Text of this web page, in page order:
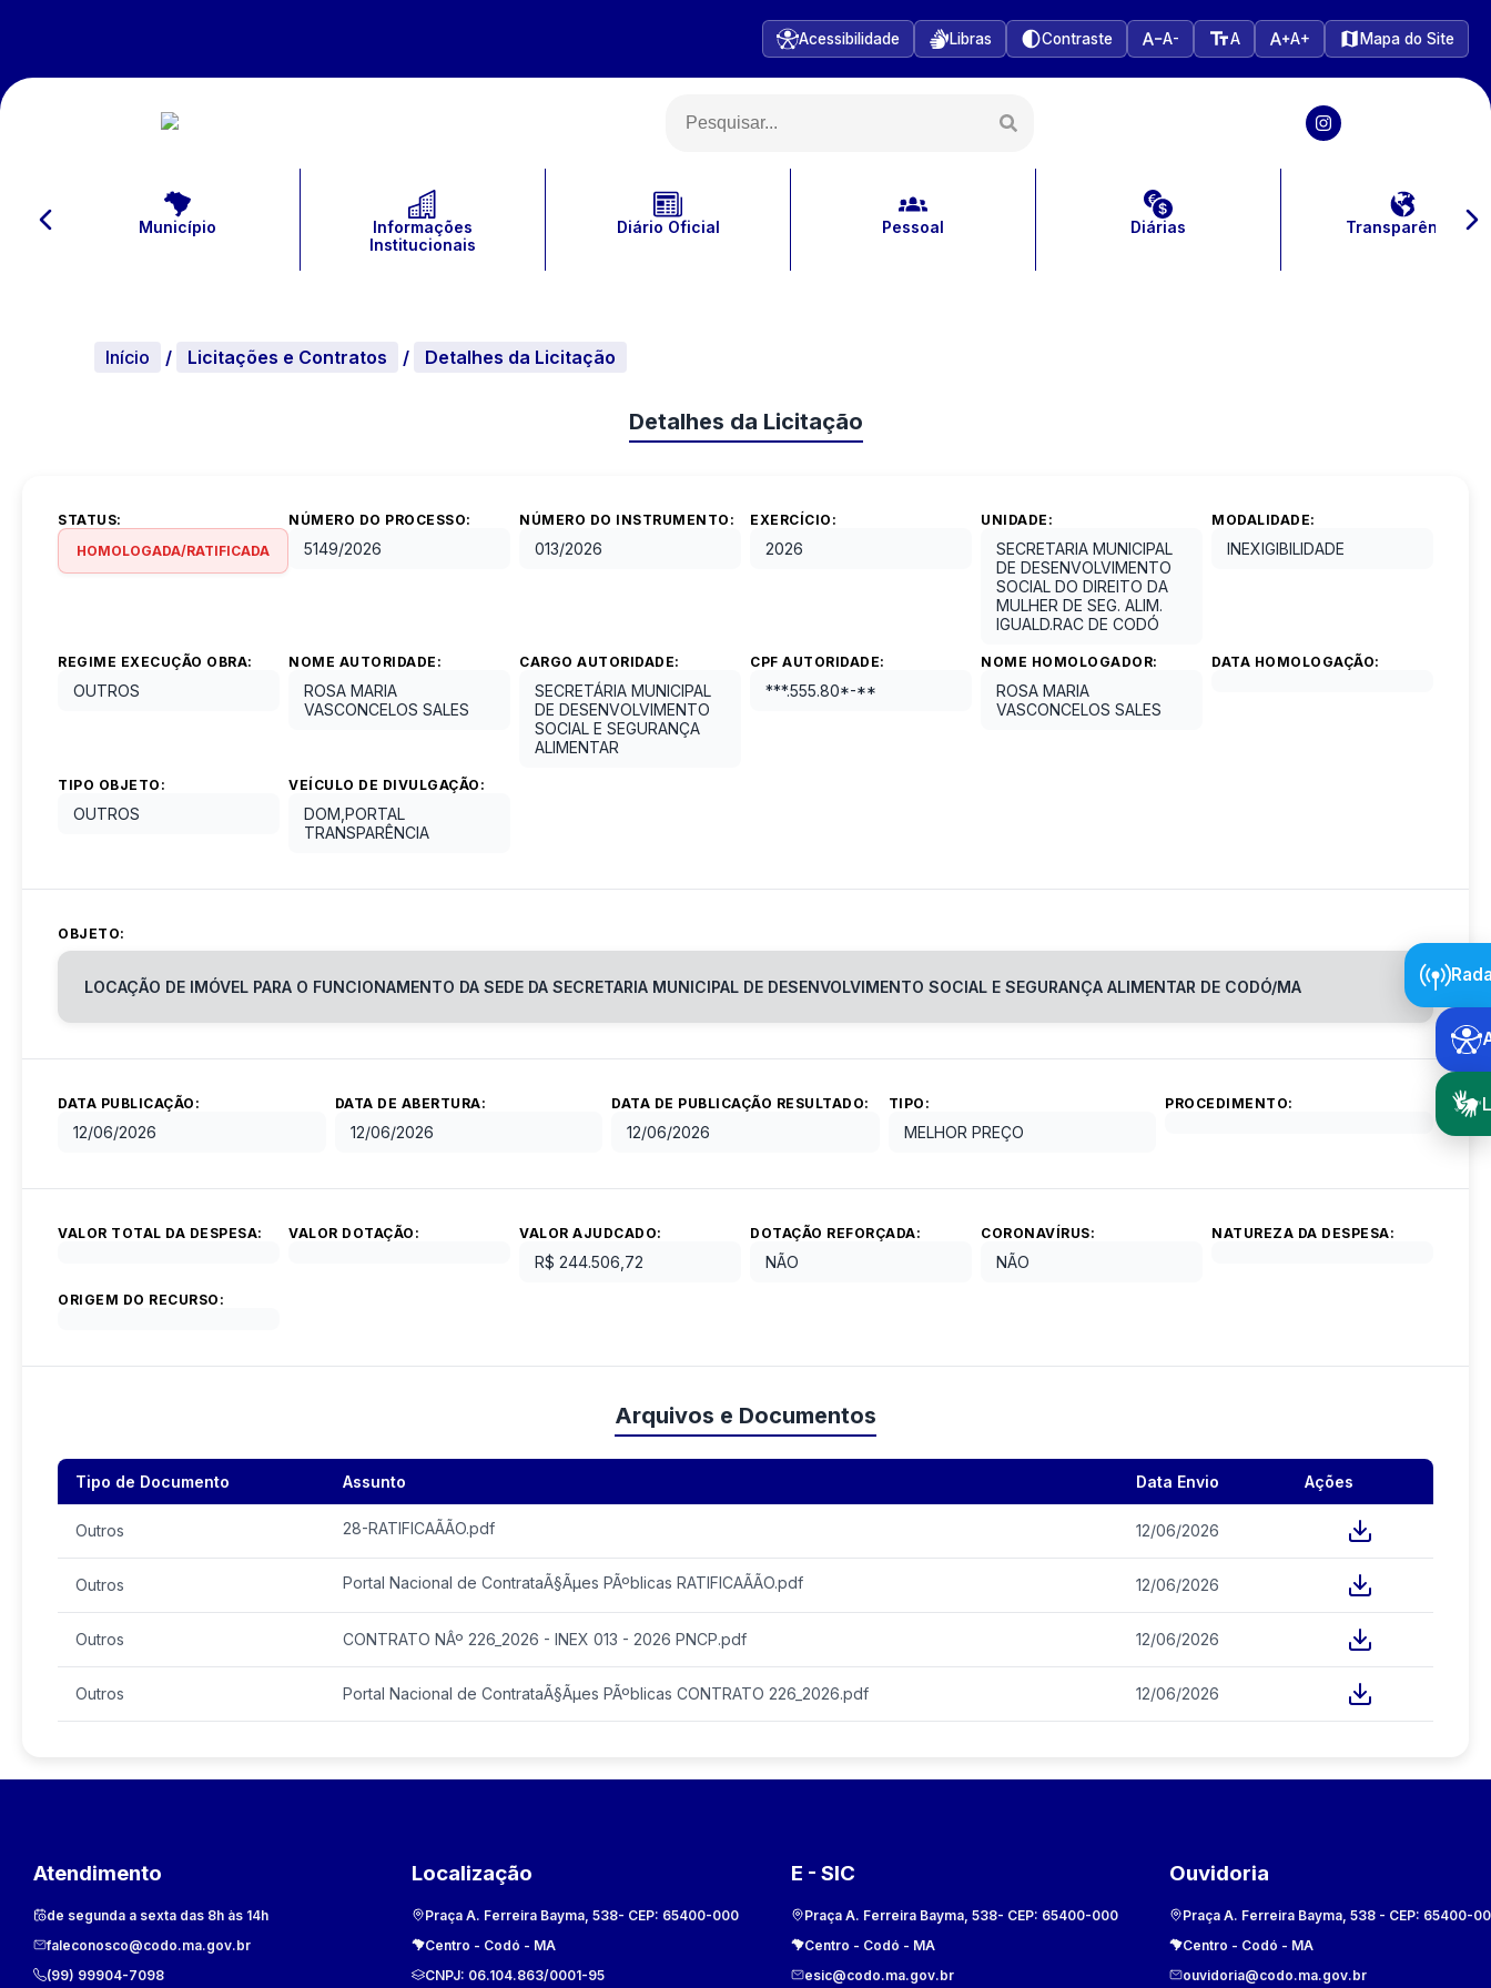
Acessibilidade Libras Contraste A- A A+ Mapa do Site
Município
Informações
Institucionais
Diário Oficial Pessoal Diárias Transparência
Início / Licitações e Contratos / Detalhes da Licitação
Detalhes da Licitação
STATUS:
HOMOLOGADA/RATIFICADA
NÚMERO DO PROCESSO:
5149/2026
NÚMERO DO INSTRUMENTO:
013/2026
EXERCÍCIO:
2026
UNIDADE:
SECRETARIA MUNICIPAL
DE DESENVOLVIMENTO
SOCIAL DO DIREITO DA
MULHER DE SEG. ALIM.
IGUALD.RAC DE CODÓ
MODALIDADE:
INEXIGIBILIDADE
REGIME EXECUÇÃO OBRA:
OUTROS
NOME AUTORIDADE:
ROSA MARIA
VASCONCELOS SALES
CARGO AUTORIDADE:
SECRETÁRIA MUNICIPAL
DE DESENVOLVIMENTO
SOCIAL E SEGURANÇA
ALIMENTAR
CPF AUTORIDADE:
***.555.80*-**
NOME HOMOLOGADOR:
ROSA MARIA
VASCONCELOS SALES
DATA HOMOLOGAÇÃO:
TIPO OBJETO:
OUTROS
VEÍCULO DE DIVULGAÇÃO:
DOM,PORTAL
TRANSPARÊNCIA
OBJETO:
LOCAÇÃO DE IMÓVEL PARA O FUNCIONAMENTO DA SEDE DA SECRETARIA MUNICIPAL DE DESENVOLVIMENTO SOCIAL E SEGURANÇA ALIMENTAR DE CODÓ/MA
DATA PUBLICAÇÃO:
12/06/2026
DATA DE ABERTURA:
12/06/2026
DATA DE PUBLICAÇÃO RESULTADO:
12/06/2026
TIPO:
MELHOR PREÇO
PROCEDIMENTO:
VALOR TOTAL DA DESPESA: VALOR DOTAÇÃO: VALOR AJUDCADO:
R$ 244.506,72
DOTAÇÃO REFORÇADA:
NÃO
CORONAVÍRUS:
NÃO
NATUREZA DA DESPESA:
ORIGEM DO RECURSO:
Arquivos e Documentos
Tipo de Documento Assunto Data Envio Ações
Outros 28-RATIFICAÃÃO.pdf 12/06/2026
Outros Portal Nacional de ContrataÃ§Ãµes PÃºblicas RATIFICAÃÃO.pdf 12/06/2026
Outros CONTRATO NÂº 226_2026 - INEX 013 - 2026 PNCP.pdf 12/06/2026
Outros Portal Nacional de ContrataÃ§Ãµes PÃºblicas CONTRATO 226_2026.pdf 12/06/2026
Atendimento
de segunda a sexta das 8h às 14h
faleconosco@codo.ma.gov.br
(99) 99904-7098
Localização
Praça A. Ferreira Bayma, 538- CEP: 65400-000
Centro - Codó - MA
CNPJ: 06.104.863/0001-95
E - SIC
Praça A. Ferreira Bayma, 538- CEP: 65400-000
Centro - Codó - MA
esic@codo.ma.gov.br
Ouvidoria
Praça A. Ferreira Bayma, 538- CEP: 65400-
Centro - Codó - MA
ouvidoria@codo.ma.gov.br